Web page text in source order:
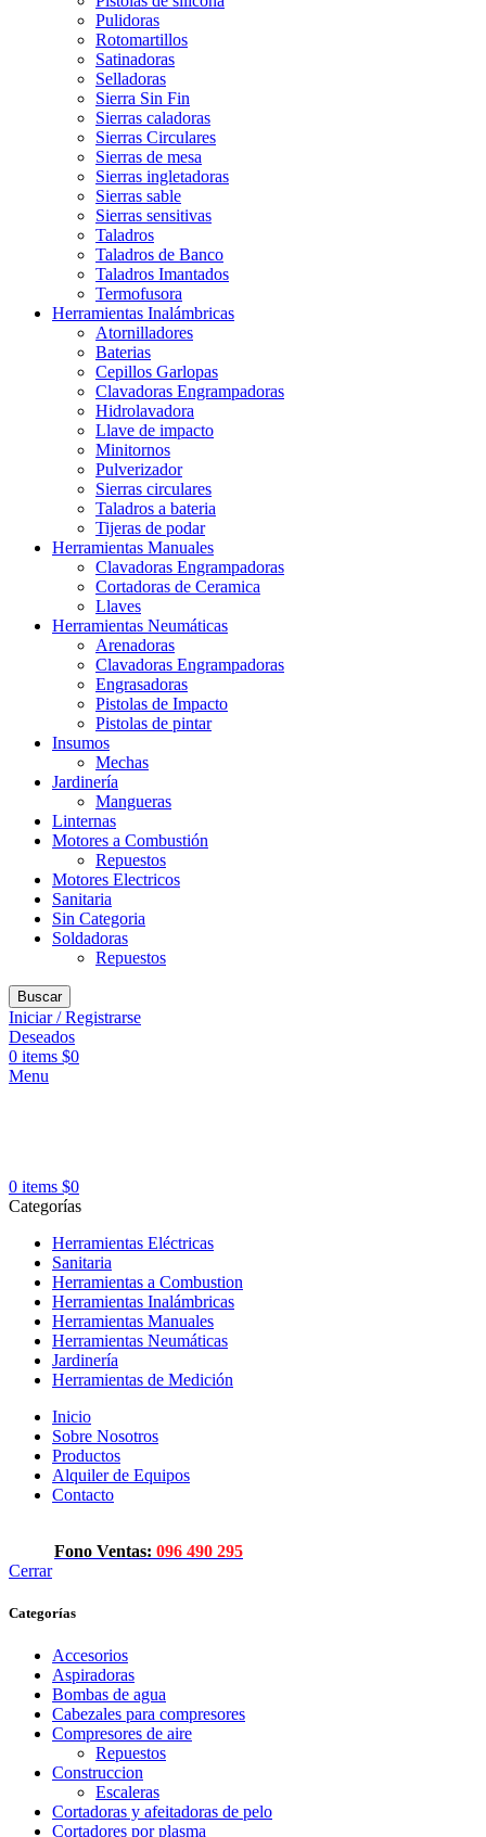
Pulidoras
Rotomartillos
Satinadoras
Selladoras
Sierra Sin Fin
Sierras caladoras
Sierras Circulares
Sierras de mesa
Sierras ingletadoras
Sierras sable
Sierras sensitivas
Taladros
Taladros de Banco
Taladros Imantados
Termofusora
Herramientas Inalámbricas
Atornilladores
Baterias
Cepillos Garlopas
Clavadoras Engrampadoras
Hidrolavadora
Llave de impacto
Minitornos
Pulverizador
Sierras circulares
Taladros a bateria
Tijeras de podar
Herramientas Manuales
Clavadoras Engrampadoras
Cortadoras de Ceramica
Llaves
Herramientas Neumáticas
Arenadoras
Clavadoras Engrampadoras
Engrasadoras
Pistolas de Impacto
Pistolas de pintar
Insumos
Mechas
Jardinería
Mangueras
Linternas
Motores a Combustión
Repuestos
Motores Electricos
Sanitaria
Sin Categoria
Soldadoras
Repuestos
Buscar
Iniciar / Registrarse
Deseados
0 items $0
Menu
0 items $0
Categorías
Herramientas Eléctricas
Sanitaria
Herramientas a Combustion
Herramientas Inalámbricas
Herramientas Manuales
Herramientas Neumáticas
Jardinería
Herramientas de Medición
Inicio
Sobre Nosotros
Productos
Alquiler de Equipos
Contacto
Fono Ventas: 096 490 295
Cerrar
Categorías
Accesorios
Aspiradoras
Bombas de agua
Cabezales para compresores
Compresores de aire
Repuestos
Construccion
Escaleras
Cortadoras y afeitadoras de pelo
Cortadores por plasma